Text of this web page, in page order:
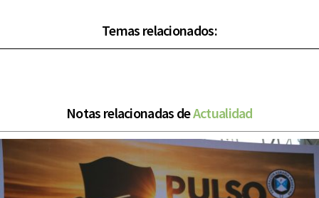
Temas relacionados:
Notas relacionadas deActualidad